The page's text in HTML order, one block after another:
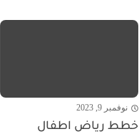
نوفمبر 9, 2023
خطط رياض اطفال